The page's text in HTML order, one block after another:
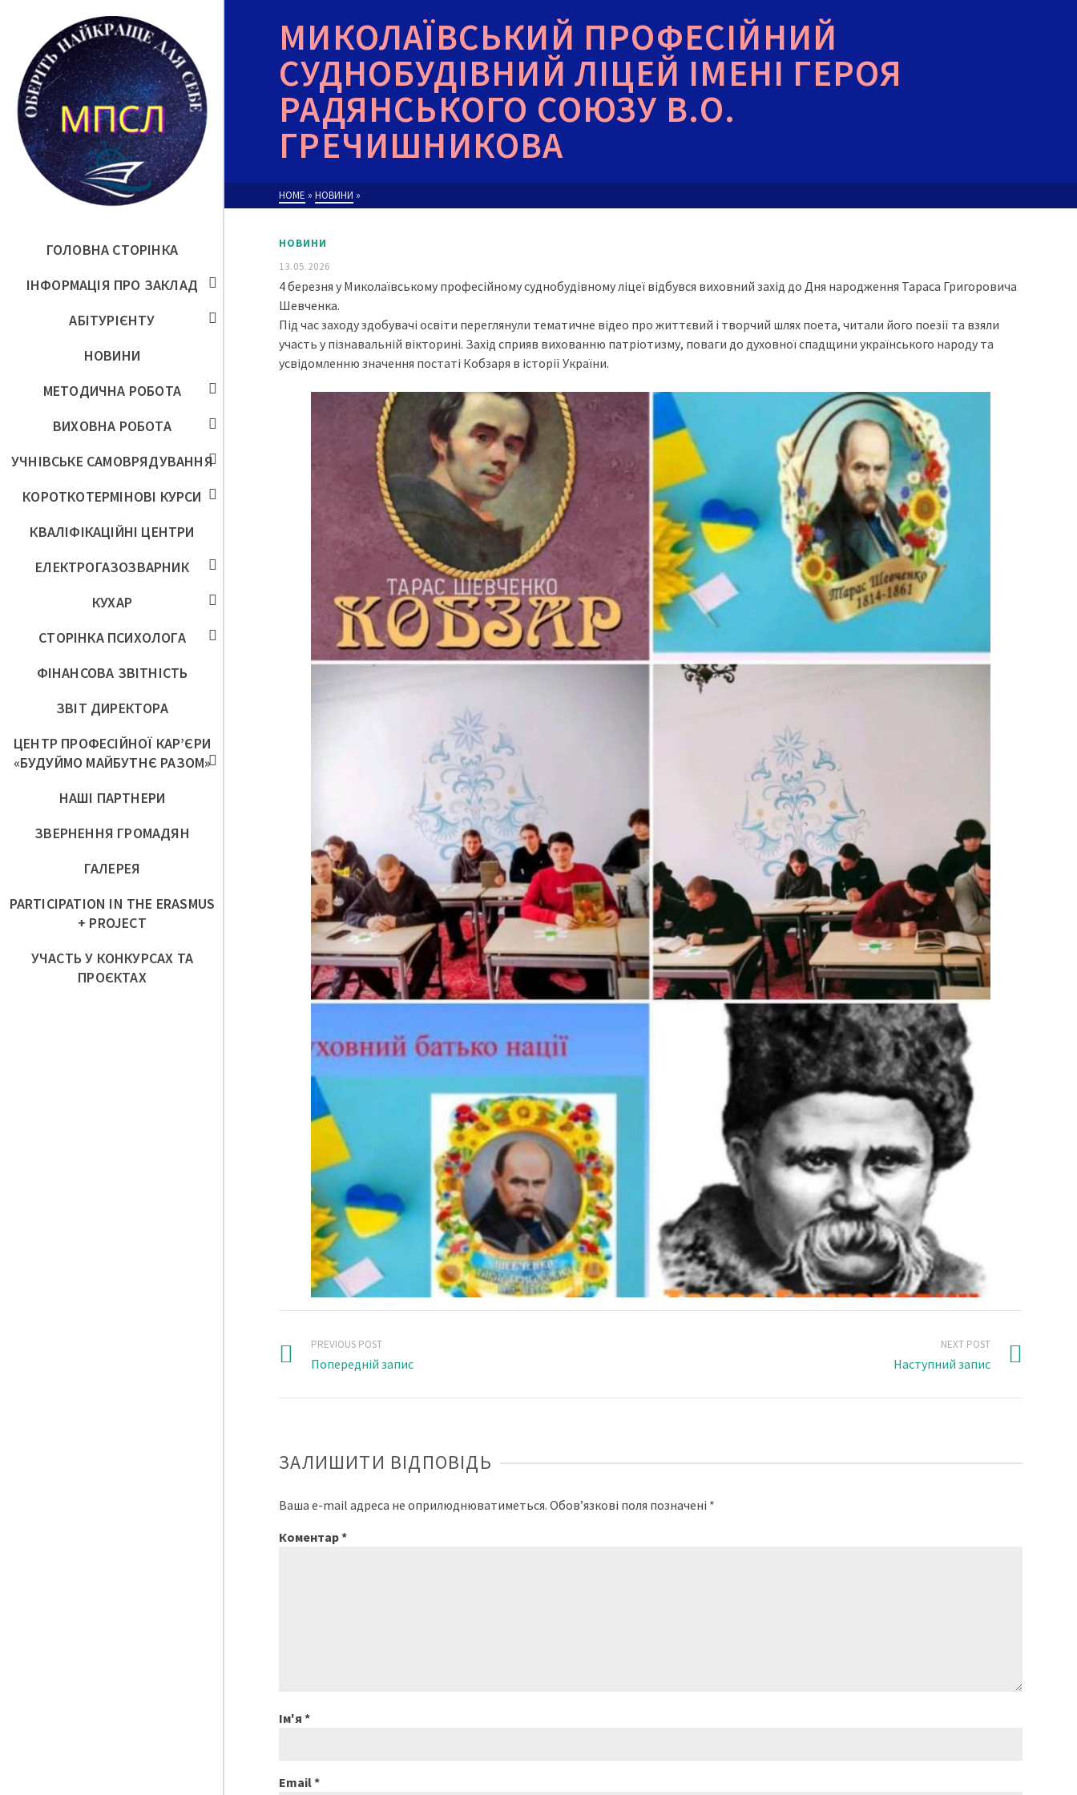
ГОЛОВНА СТОРІНКА
ІНФОРМАЦІЯ ПРО ЗАКЛАД
АБІТУРІЄНТУ
НОВИНИ
МЕТОДИЧНА РОБОТА
ВИХОВНА РОБОТА
УЧНІВСЬКЕ САМОВРЯДУВАННЯ
КОРОТКОТЕРМІНОВІ КУРСИ
КВАЛІФІКАЦІЙНІ ЦЕНТРИ
ЕЛЕКТРОГАЗОЗВАРНИК
КУХАР
СТОРІНКА ПСИХОЛОГА
ФІНАНСОВА ЗВІТНІСТЬ
ЗВІТ ДИРЕКТОРА
ЦЕНТР ПРОФЕСІЙНОЇ КАР’ЄРИ
«БУДУЙМО МАЙБУТНЄ РАЗОМ»
НАШІ ПАРТНЕРИ
ЗВЕРНЕННЯ ГРОМАДЯН
ГАЛЕРЕЯ
PARTICIPATION IN THE ERASMUS
+ PROJECT
УЧАСТЬ У КОНКУРСАХ ТА
ПРОЄКТАХ
МИКОЛАЇВСЬКИЙ ПРОФЕСІЙНИЙ
СУДНОБУДІВНИЙ ЛІЦЕЙ ІМЕНІ ГЕРОЯ
РАДЯНСЬКОГО СОЮЗУ В.О.
ГРЕЧИШНИКОВА
HOME » НОВИНИ »
НОВИНИ
13.05.2026
4 березня у Миколаївському професійному суднобудівному ліцеї відбувся виховний захід до Дня народження Тараса Григоровича
Шевченка.
Під час заходу здобувачі освіти переглянули тематичне відео про життєвий і творчий шлях поета, читали його поезії та взяли
участь у пізнавальній вікторині. Захід сприяв вихованню патріотизму, поваги до духовної спадщини українського народу та
усвідомленню значення постаті Кобзаря в історії України.
PREVIOUS POST
Попередній запис
NEXT POST
Наступний запис
ЗАЛИШИТИ ВІДПОВІДЬ
Ваша e-mail адреса не оприлюднюватиметься. Обов’язкові поля позначені *
Коментар*
Ім'я*
Email*